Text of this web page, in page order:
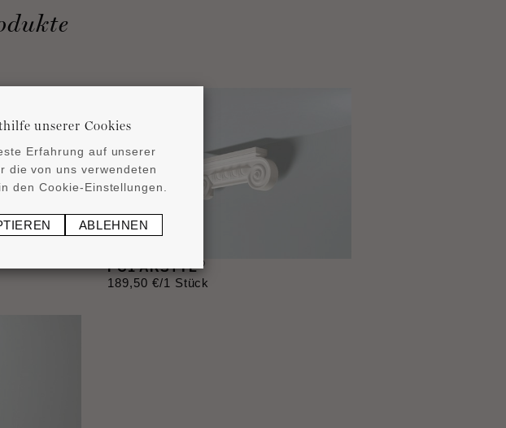
PC1 ARSTYL ®
189,50 €/1 Stück
unserer Cookies
Erfahrung auf unserer
die von uns verwendeten
den Cookie-Einstellungen.
ABLEHNEN